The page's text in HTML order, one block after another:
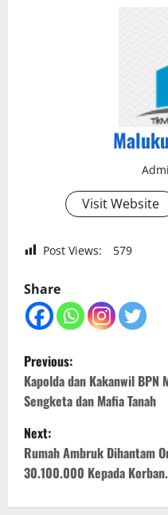
Visit Website
Post Views: 579
Share
P
o
s
t
n
Previous:
Kapolda dan Kakanwil
Sengketa dan Mafia Tanah
Next:
Rumah Ambruk Dihantam
30.100.000 Kepada Korban.